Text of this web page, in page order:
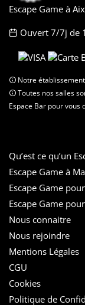
Escape Game à
Ouvert 7/7j de
Notre
Toutes nos salles
Espace Bar pour vous
Qu’est ce qu’un
Escape Game à
Escape Game
Escape Game pour
Nous connaitre
Nous rejoindre
Mentions Légales
CGU
Cookies
Politique de